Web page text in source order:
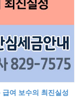
여 보수의 최진실성